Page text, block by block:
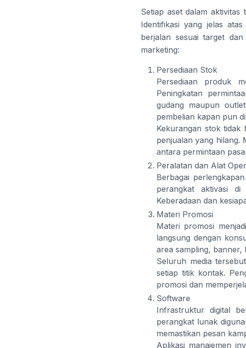
Setiap aset dalam
Identifikasi yang jelas
berjalan sesuai target
marketing:
Persediaan Stok
Persediaan produk
Peningkatan
gudang maupun
pembelian kapan pun
Kekurangan stok tidak
penjualan yang hilang.
antara permintaan
Peralatan dan Alat
Berbagai
perangkat aktivasi
Keberadaan dan
Materi Promosi
Materi promosi
langsung dengan
area sampling, banner,
Seluruh media
setiap titik kontak.
promosi dan
Software
Infrastruktur digital
perangkat lunak
memastikan pesan
Aplikasi manajemen